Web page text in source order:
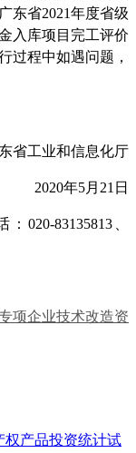
东省2021年度省级
入库项目完工评价
过程中如遇问题，
省工业和信息化厅
2020年5月21日
020-83135813、
项企业技术改造资
权产品投资统计试